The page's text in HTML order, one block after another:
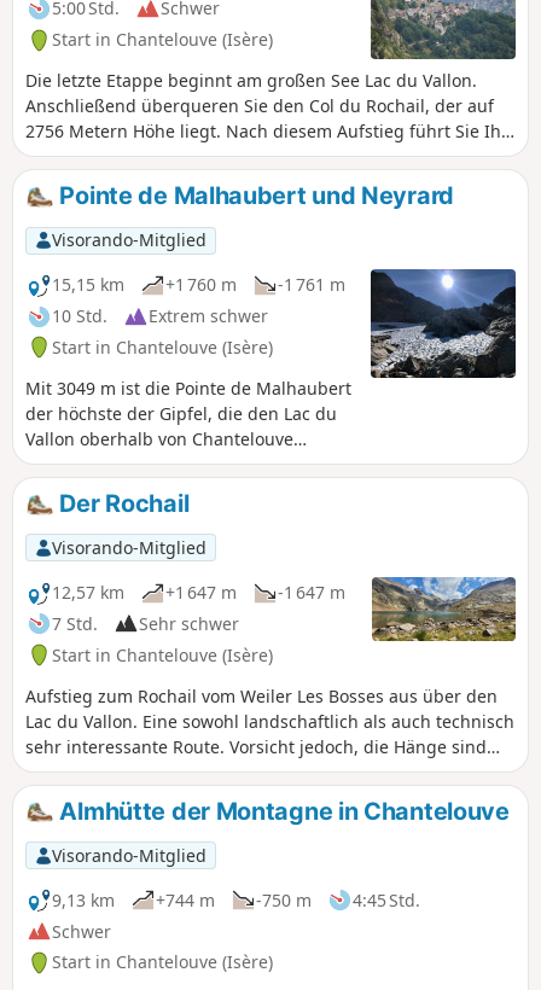
5:00 Std.
Schwer
Start in Chantelouve (Isère)
Die letzte Etappe beginnt am großen See Lac du Vallon.
Anschließend überqueren Sie den Col du Rochail, der auf
2756 Metern Höhe liegt. Nach diesem Aufstieg führt Sie Ihr
Weg zur Berghütte Refuge des Sources und dann nach
Villard-Notre-Dame, einem Dorf mit einem herrlichen
Aussichtspunkt auf Bourg-d'Oisans, Ihrem Endziel.
Pointe de Malhaubert und Neyrard
Visorando-Mitglied
15,15 km
+1 760 m
-1 761 m
10 Std.
Extrem schwer
Start in Chantelouve (Isère)
Mit 3049 m ist die Pointe de Malhaubert
der höchste der Gipfel, die den Lac du
Vallon oberhalb von Chantelouve
umgeben, und bietet ein einzigartiges
Panorama mit 360°-Ausblick auf alle
Alpenmassive.Steinböcke, Gämsen und
Gänsegeier sind auf den Gipfeln und
den umliegenden Hängen anzutreffen.
Achtung:Um den Gipfel zu erreichen,
muss man das Klettern auf Graten
(Schwierigkeitsgrad 3, allgegenwärtige
Abgründe) sowohl beim Aufstieg als
auch beim Abstieg beherrschen. Die
Schneefelder erfordern Steigeisen und
Eispickel sowie einen frühen Aufbruch.
Der Rochail
Visorando-Mitglied
12,57 km
+1 647 m
-1 647 m
7 Std.
Sehr schwer
Start in Chantelouve (Isère)
Aufstieg zum Rochail vom Weiler Les Bosses aus über den
Lac du Vallon. Eine sowohl landschaftlich als auch technisch
sehr interessante Route. Vorsicht jedoch, die Hänge sind
steil und der Weg über die Grate zwischen dem Col du
Rochail und dem Gipfel kann schwindelerregend sein.
Almhütte der Montagne in Chantelouve
Visorando-Mitglied
9,13 km
+744 m -750 m
4:45 Std.
Schwer
Start in Chantelouve (Isère)